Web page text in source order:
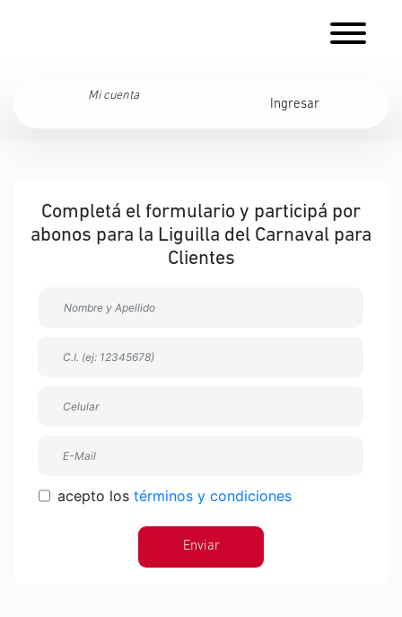
Mi cuenta
Ingresar
Completá el formulario y participá por
abonos para la Liguilla del Carnaval para
Clientes
acepto los términos y condiciones
Enviar